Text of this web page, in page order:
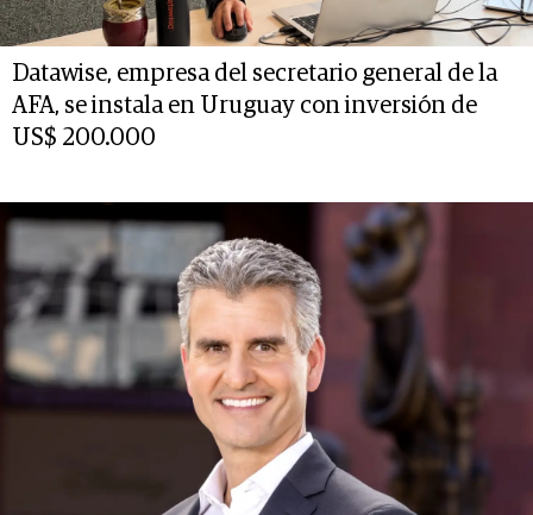
Datawise, empresa del secretario general de la
AFA, se instala en Uruguay con inversión de
US$ 200.000